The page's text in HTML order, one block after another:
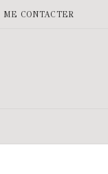
ME CONTACTER